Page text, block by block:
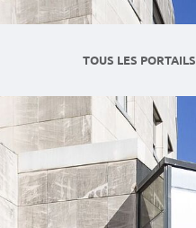
TOUS LES PORTAILS